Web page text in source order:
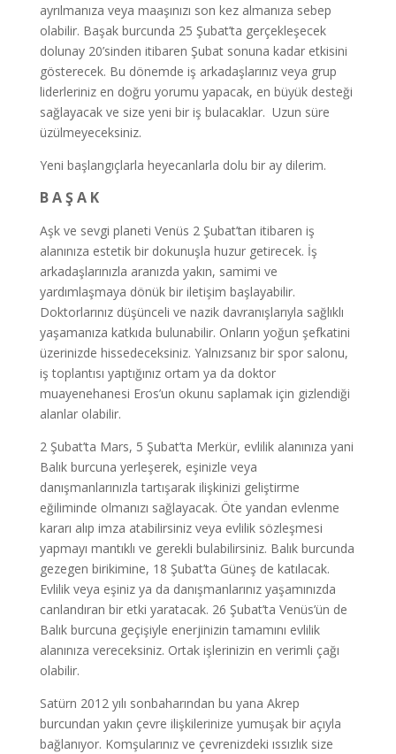
ayrılmanıza veya maaşınızı son kez almanıza sebep
olabilir. Başak burcunda 25 Şubat’ta gerçekleşecek
dolunay 20’sinden itibaren Şubat sonuna kadar etkisini
gösterecek. Bu dönemde iş arkadaşlarınız veya grup
liderleriniz en doğru yorumu yapacak, en büyük desteği
sağlayacak ve size yeni bir iş bulacaklar. Uzun süre
üzülmeyeceksiniz.
Yeni başlangıçlarla heyecanlarla dolu bir ay dilerim.
B A Ş A K
Aşk ve sevgi planeti Venüs 2 Şubat’tan itibaren iş
alanınıza estetik bir dokunuşla huzur getirecek. İş
arkadaşlarınızla aranızda yakın, samimi ve
yardımlaşmaya dönük bir iletişim başlayabilir.
Doktorlarınız düşünceli ve nazik davranışlarıyla sağlıklı
yaşamanıza katkıda bulunabilir. Onların yoğun şefkatini
üzerinizde hissedeceksiniz. Yalnızsanız bir spor salonu,
iş toplantısı yaptığınız ortam ya da doktor
muayenehanesi Eros’un okunu saplamak için gizlendiği
alanlar olabilir.
2 Şubat’ta Mars, 5 Şubat’ta Merkür, evlilik alanınıza yani
Balık burcuna yerleşerek, eşinizle veya
danışmanlarınızla tartışarak ilişkinizi geliştirme
eğiliminde olmanızı sağlayacak. Öte yandan evlenme
kararı alıp imza atabilirsiniz veya evlilik sözleşmesi
yapmayı mantıklı ve gerekli bulabilirsiniz. Balık burcunda
gezegen birikimine, 18 Şubat’ta Güneş de katılacak.
Evlilik veya eşiniz ya da danışmanlarınız yaşamınızda
canlandıran bir etki yaratacak. 26 Şubat’ta Venüs’ün de
Balık burcuna geçişiyle enerjinizin tamamını evlilik
alanınıza vereceksiniz. Ortak işlerinizin en verimli çağı
olabilir.
Satürn 2012 yılı sonbaharından bu yana Akrep
burcundan yakın çevre ilişkilerinize yumuşak bir açıyla
bağlanıyor. Komşularınız ve çevrenizdeki ıssızlık size